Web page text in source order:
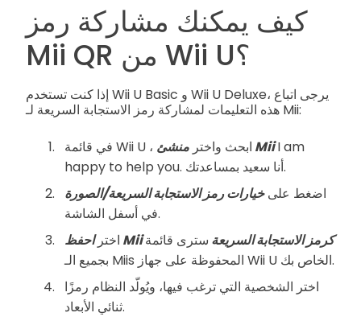
كيف يمكنك مشاركة رمز
Mii QR من Wii U؟
إذا كنت تستخدم Wii U Basic و Wii U Deluxe، يرجى اتباع
هذه التعليمات لمشاركة رمز الاستجابة السريعة لـ Mii:
في قائمة Wii U ، ابحث واختر منشئ MiiI am
happy to help you. أنا سعيد بمساعدتك.
اضغط علىخيارات رمز الاستجابة السريعة/الصورة
في أسفل الشاشة.
اختر
احفظ Mii كرمز الاستجابة السريعة سترى قائمة
بجميع الـ Miis المحفوظة على جهاز Wii U الخاص بك.
اختر الشخصية التي ترغب فيها، ويُولّد النظام رمزًا
ثنائي الأبعاد.